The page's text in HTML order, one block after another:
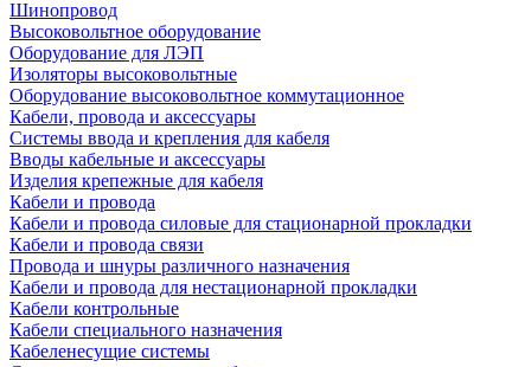
Шинопровод
Высоковольтное оборудование
Оборудование для ЛЭП
Изоляторы высоковольтные
Оборудование высоковольтное коммутационное
Кабели, провода и аксессуары
Системы ввода и крепления для кабеля
Вводы кабельные и аксессуары
Изделия крепежные для кабеля
Кабели и провода
Кабели и провода силовые для стационарной прокладки
Кабели и провода связи
Провода и шнуры различного назначения
Кабели и провода для нестационарной прокладки
Кабели контрольные
Кабели специального назначения
Кабеленесущие системы